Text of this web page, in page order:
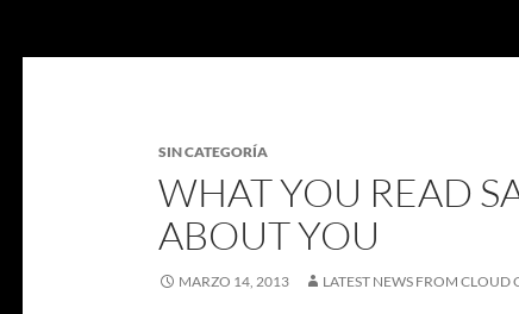
SIN CATEGORÍA
WHAT YOU READ
ABOUT YOU
MARZO 14, 2013 LATEST NEWS FROM